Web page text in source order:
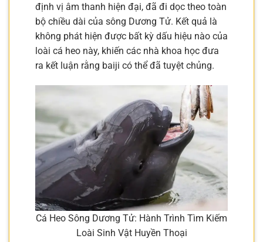
định vị âm thanh hiện đại, đã đi dọc theo toàn
bộ chiều dài của sông Dương Tử. Kết quả là
không phát hiện được bất kỳ dấu hiệu nào của
loài cá heo này, khiến các nhà khoa học đưa
ra kết luận rằng baiji có thể đã tuyệt chủng.
Cá Heo Sông Dương Tử: Hành Trình Tìm Kiếm
Loài Sinh Vật Huyền Thoại